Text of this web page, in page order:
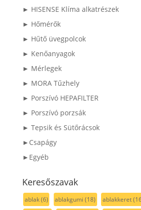
► HISENSE Klíma alkatrészek
► Hőmérők
► Hűtő üvegpolcok
► Kenőanyagok
► Mérlegek
► MORA Tűzhely
► Porszívó HEPAFILTER
► Porszívó porzsák
► Tepsik és Sütőrácsok
►Csapágy
►Egyéb
Keresőszavak
ablak(6) ablakgumi (18) ablakkeret